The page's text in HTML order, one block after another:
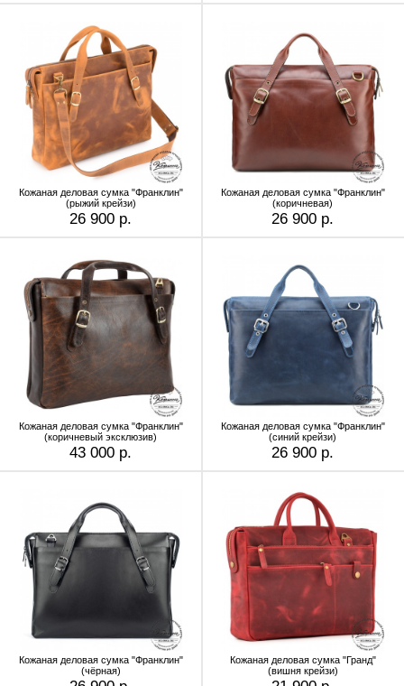
Кожаная деловая сумка "Франклин"
(рыжий крейзи)
26 900 р.
Кожаная деловая сумка "Франклин"
(коричневая)
26 900 р.
Кожаная деловая сумка "Франклин"
(коричневый эксклюзив)
43 000 р.
Кожаная деловая сумка "Франклин"
(синий крейзи)
26 900 р.
Кожаная деловая сумка "Франклин"
(чёрная)
Кожаная деловая сумка "Гранд"
(вишня крейзи)